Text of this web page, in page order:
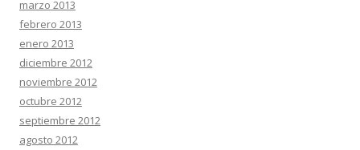
marzo 2013
febrero 2013
enero 2013
diciembre 2012
noviembre 2012
octubre 2012
septiembre 2012
agosto 2012